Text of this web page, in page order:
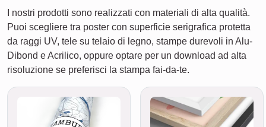
I nostri prodotti sono realizzati con materiali di alta qualità.
Puoi scegliere tra poster con superficie serigrafica protetta
da raggi UV, tele su telaio di legno, stampe durevoli in Alu-
Dibond e Acrilico, oppure optare per un download ad alta
risoluzione se preferisci la stampa fai-da-te.